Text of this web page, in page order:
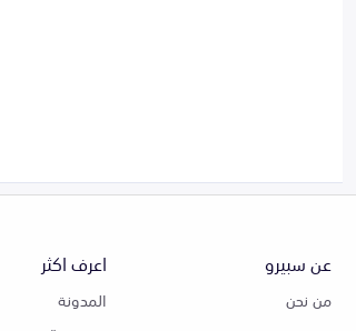
عن سبيرو
من نحن
اعرف اكثر
المدونة